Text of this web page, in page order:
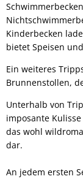
Kinderbecken
bietet Speisen
Ein weiteres
Brunnenstollen,
Unterhalb von
imposante
das wohl
dar.
An jedem ersten